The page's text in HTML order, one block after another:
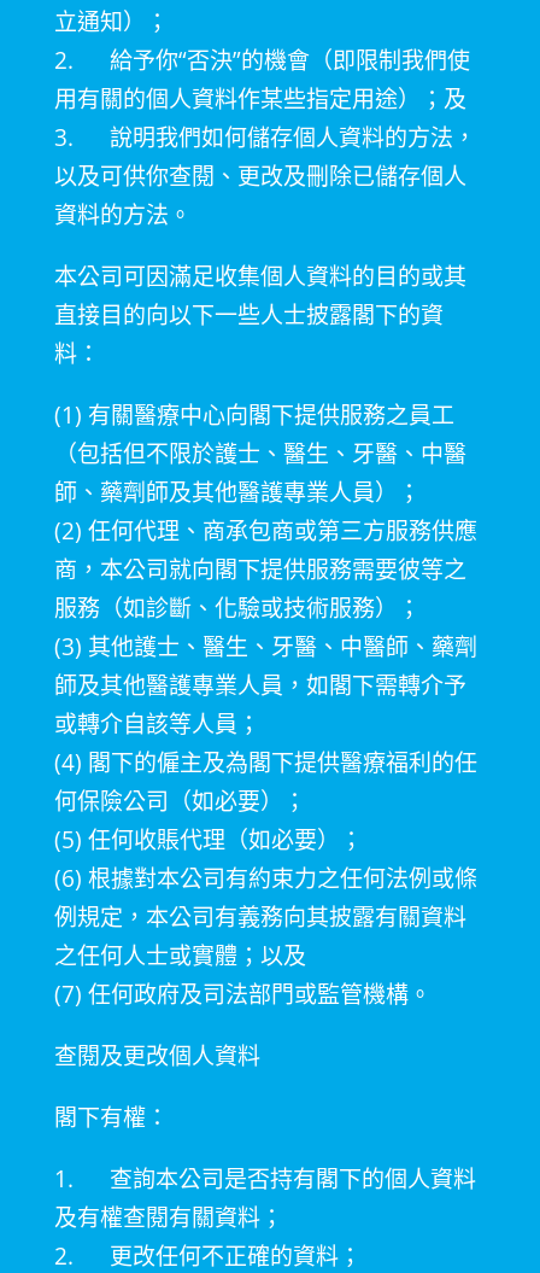
立通知）；
2. 給予你“否決”的機會（即限制我們使
用有關的個人資料作某些指定用途）；及
3. 說明我們如何儲存個人資料的方法，
以及可供你查閱、更改及刪除已儲存個人
資料的方法。
本公司可因滿足收集個人資料的目的或其
直接目的向以下一些人士披露閣下的資
料：
(1) 有關醫療中心向閣下提供服務之員工
（包括但不限於護士、醫生、牙醫、中醫
師、藥劑師及其他醫護專業人員）；
(2) 任何代理、商承包商或第三方服務供應
商，本公司就向閣下提供服務需要彼等之
服務（如診斷、化驗或技術服務）；
(3) 其他護士、醫生、牙醫、中醫師、藥劑
師及其他醫護專業人員，如閣下需轉介予
或轉介自該等人員；
(4) 閣下的僱主及為閣下提供醫療福利的任
何保險公司（如必要）；
(5) 任何收賬代理（如必要）；
(6) 根據對本公司有約束力之任何法例或條
例規定，本公司有義務向其披露有關資料
之任何人士或實體；以及
(7) 任何政府及司法部門或監管機構。
查閱及更改個人資料
閣下有權：
1. 查詢本公司是否持有閣下的個人資料
及有權查閱有關資料；
2. 更改任何不正確的資料；